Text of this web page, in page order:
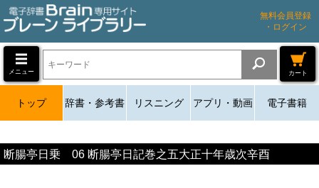
無料会員登録
・ログイン
メニュー カート
トップ 辞書・参考書 リスニング アプリ・動画 電子書籍
断腸亭日乗 06 断腸亭日記巻之五大正十年歳次辛酉